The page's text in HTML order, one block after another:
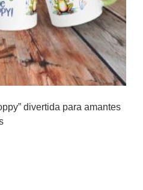
divertida para amantes